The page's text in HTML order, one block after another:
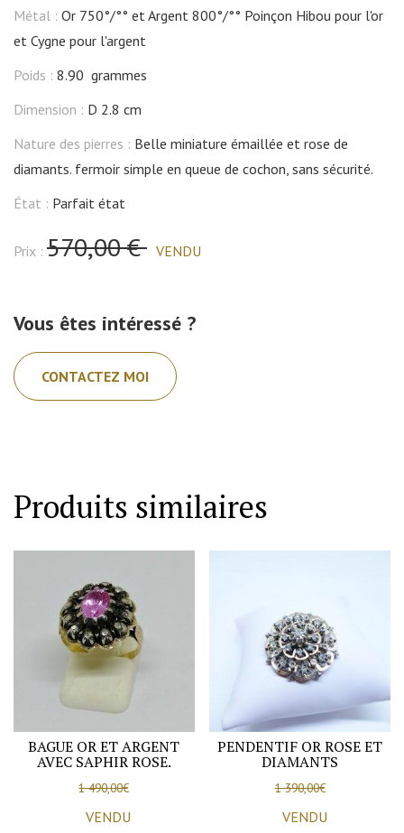
Métal : Or 750°/°° et Argent 800°/°° Poinçon Hibou pour l'or
et Cygne pour l'argent
Poids : 8.90 grammes
Dimension : D 2.8 cm
Nature des pierres : Belle miniature émaillée et rose de
diamants. fermoir simple en queue de cochon, sans sécurité.
État : Parfait état
Prix : 570,00 € VENDU
Vous êtes intéressé ?
CONTACTEZ MOI
Produits similaires
BAGUE OR ET ARGENT
AVEC SAPHIR ROSE.
1 490,00€
VENDU
PENDENTIF OR ROSE ET
DIAMANTS
1 390,00€
VENDU